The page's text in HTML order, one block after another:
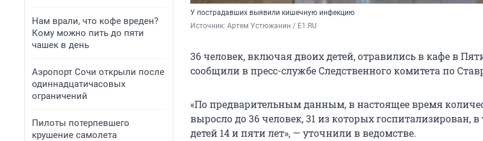
Нам врали, что кофе вреден?
Кому можно пить до пяти
чашек в день
Аэропорт Сочи открыли после
одиннадцатичасовых
ограничений
Пилоты потерпевшего
крушение самолета
У пострадавших выявили кишечную инфекцию
Источник: Артем Устюжанин / E1.RU
36 человек, включая двоих детей, отравились в кафе в
сообщили в пресс-службе Следственного комитета по
«По предварительным данным, в настоящее время
выросло до 36 человек, 31 из которых госпитализирован,
детей 14 и пяти лет», — уточнили в ведомстве.